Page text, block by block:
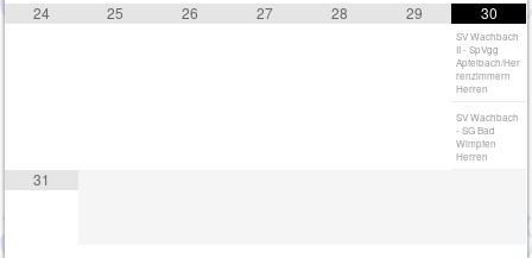
24 25 26 27 28 29 30
SV Wachbach
II - SpVgg
Apfelbach/Her
renzimmern
Herren
SV Wachbach
- SG Bad
Wimpfen
Herren
31